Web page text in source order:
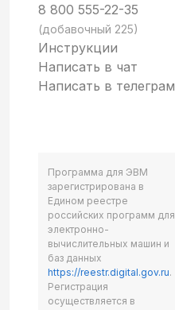
8 800 555-22-35
(добавочный 225)
Инструкции
Написать в чат
Написать в телеграм
Программа для ЭВМ
зарегистрирована в
Едином реестре
российских программ для
электронно-
вычислительных машин и
баз данных
https://reestr.digital.gov.ru.
Регистрация
осуществляется в